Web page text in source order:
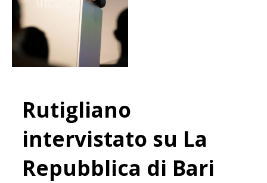
Rutigliano
intervistato su La
Repubblica di Bari